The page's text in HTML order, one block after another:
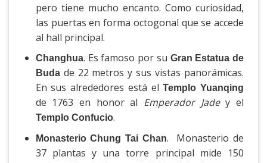
pero tiene mucho encanto. Como curiosidad,
las puertas en forma octogonal que se accede
al hall principal.
Changhua. Es famoso por su Gran Estatua de
Budade 22 metros y sus vistas panorámicas.
En sus alrededores está elTemplo Yuanqing
de 1763 en honor al Emperador Jadey el
Templo Confucio.
Monasterio Chung Tai Chan. Monasterio de
37 plantas y una torre principal mide 150